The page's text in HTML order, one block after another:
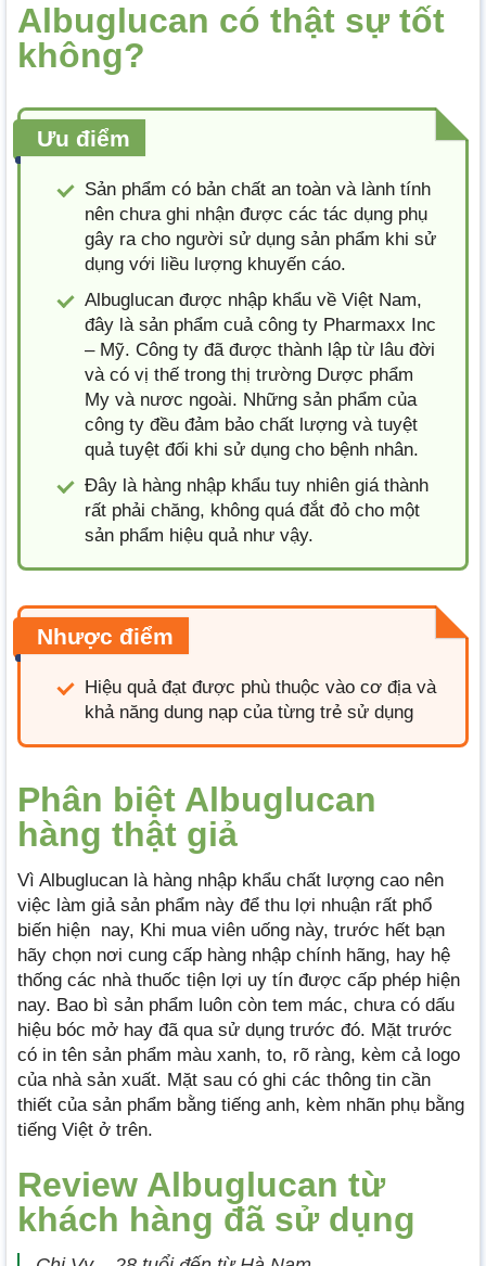
Albuglucan có thật sự tốt
không?
Ưu điểm
Sản phẩm có bản chất an toàn và lành tính
nên chưa ghi nhận được các tác dụng phụ
gây ra cho người sử dụng sản phẩm khi sử
dụng với liều lượng khuyến cáo.
Albuglucan được nhập khẩu về Việt Nam,
đây là sản phẩm cuả công ty Pharmaxx Inc
– Mỹ. Công ty đã được thành lập từ lâu đời
và có vị thế trong thị trường Dược phẩm
My và nươc ngoài. Những sản phẩm của
công ty đều đảm bảo chất lượng và tuyệt
quả tuyệt đối khi sử dụng cho bệnh nhân.
Đây là hàng nhập khẩu tuy nhiên giá thành
rất phải chăng, không quá đắt đỏ cho một
sản phẩm hiệu quả như vậy.
Nhược điểm
Hiệu quả đạt được phù thuộc vào cơ địa và
khả năng dung nạp của từng trẻ sử dụng
Phân biệt Albuglucan
hàng thật giả
Vì Albuglucan là hàng nhập khẩu chất lượng cao nên
việc làm giả sản phẩm này để thu lợi nhuận rất phổ
biến hiện nay, Khi mua viên uống này, trước hết bạn
hãy chọn nơi cung cấp hàng nhập chính hãng, hay hệ
thống các nhà thuốc tiện lợi uy tín được cấp phép hiện
nay. Bao bì sản phẩm luôn còn tem mác, chưa có dấu
hiệu bóc mở hay đã qua sử dụng trước đó. Mặt trước
có in tên sản phẩm màu xanh, to, rõ ràng, kèm cả logo
của nhà sản xuất. Mặt sau có ghi các thông tin cần
thiết của sản phẩm bằng tiếng anh, kèm nhãn phụ bằng
tiếng Việt ở trên.
Review Albuglucan từ
khách hàng đã sử dụng